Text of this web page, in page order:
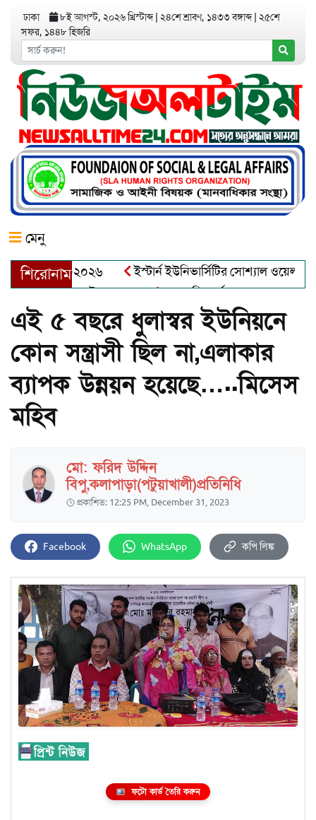
ঢাকা ৮ই আগস্ট, ২০২৬ খ্রিস্টাব্দ ২৪শে শ্রাবণ, ১৪৩৩ বঙ্গাব্দ ২৫শে
সফর, ১৪৪৮ হিজরি
মেনু
শিরোনাম
অ্যাওয়ার্ড–২০২৬
ইস্টার্ন ইউনিভার্সিটির সোশ্যাল ওয়েলফেয়ার
খালেক এর ইন্তেকাল
আত্মশুদ্ধি অর্জন ও অশুভকে বর্জন করে
এই ৫ বছরে ধুলাস্বর ইউনিয়নে
কোন সন্ত্রাসী ছিল না,এলাকার
ব্যাপক উন্নয়ন হয়েছে…..মিসেস
মহিব
মো: ফরিদ উদ্দিন
বিপু,কলাপাড়া(পটুয়াখালী)প্রতিনিধি
প্রকাশিত: 12:25 PM, December 31, 2023
Facebook WhatsApp কপি লিঙ্ক
ফটো কার্ড তৈরি করুন